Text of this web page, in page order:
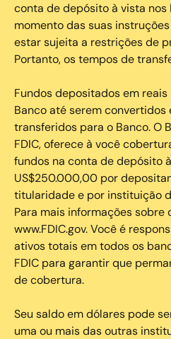
conta de depósito à vista nos
momento das suas
estar sujeita a restrições de
Portanto, os tempos de
Fundos depositados em
Banco até serem
transferidos para o Banco. O
FDIC, oferece à você
fundos na conta de depósito
US$250.000,00 por
titularidade e por instituição
Para mais informações sobre
www.FDIC.gov. Você é
ativos totais em todos os
FDIC para garantir que
de cobertura.
Seu saldo em dólares pode
uma ou mais das outras